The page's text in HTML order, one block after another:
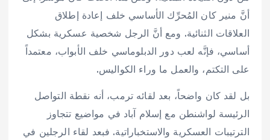
أنَّ منير كان المُحرِّك الأساسي خلف إعادة إطلاق
العلاقات الثنائية. ومع أنَّ الرجل شخصية عسكرية بشكل
أساسي، فإنَّه لعب دور الدبلوماسي خلف الأبواب، معتمداً
على التكتم، والعمل ما وراء الكواليس.
بل لقد كان واضحاً، بعد لقائه ترمب، أنه نقطة التواصل
الرئيسة لواشنطن مع إسلام آباد في مواضيع تتجاوز
الترتيبات العسكرية والاستخباراتية. فبعد لقاء الرجلين في